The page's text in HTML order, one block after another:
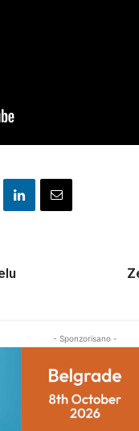
- Sponzorisano -